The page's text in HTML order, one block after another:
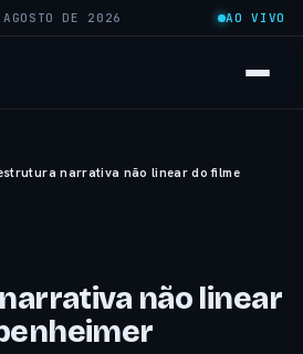
DE 2026 AO VIVO
narrativa não linear do filme
não linear